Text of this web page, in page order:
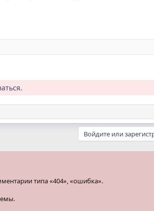
.
Войдите или
типа «404», «ошибка».